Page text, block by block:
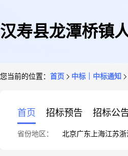
汉寿县龙潭桥镇
您当前的位置： 首页 中标｜中标通知
首页 招标预告 招标公
省份地区： 北京广东 上海江苏浙